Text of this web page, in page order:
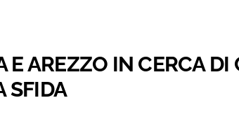
E AREZZO IN CERCA DI
SFIDA